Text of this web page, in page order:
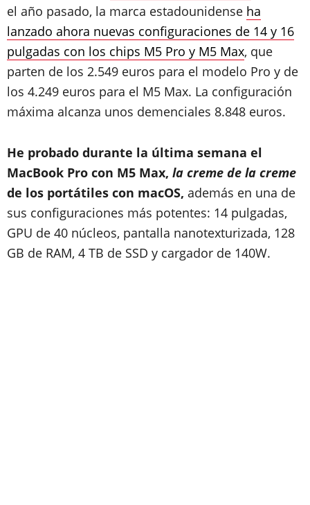
el año pasado, la marca estadounidense ha
lanzado ahora nuevas configuraciones de 14 y 16
pulgadas con los chips M5 Pro y M5 Max, que
parten de los 2.549 euros para el modelo Pro y de
los 4.249 euros para el M5 Max. La configuración
máxima alcanza unos demenciales 8.848 euros.
He probado durante la última semana el
MacBook Pro con M5 Max, la creme de la creme
de los portátiles con macOS, además en una de
sus configuraciones más potentes: 14 pulgadas,
GPU de 40 núcleos, pantalla nanotexturizada, 128
GB de RAM, 4 TB de SSD y cargador de 140W.